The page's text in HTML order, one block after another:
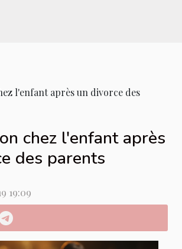
l'enfant après un divorce des
chez l'enfant après
des parents
19:09